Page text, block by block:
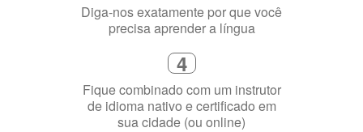
Diga-nos exatamente por que você
precisa aprender a língua
4
Fique combinado com um instrutor
de idioma nativo e certificado em
sua cidade (ou online)